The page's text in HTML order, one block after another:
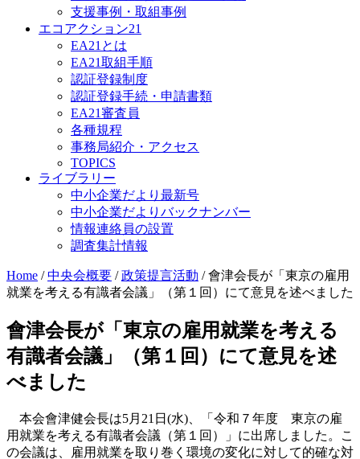
支援事例・取組事例
エコアクション21
EA21とは
EA21取組手順
認証登録制度
認証登録手続・申請書類
EA21審査員
各種規程
事務局紹介・アクセス
TOPICS
ライブラリー
中小企業だより最新号
中小企業だよりバックナンバー
情報連絡員の設置
調査集計情報
Home /中央会概要 /政策提言活動 /會津会長が「東京の雇用
就業を考える有識者会議」（第１回）にて意見を述べました
會津会長が「東京の雇用就業を考える
有識者会議」（第１回）にて意見を述
べました
本会會津健会長は5月21日(水)、「令和７年度 東京の雇
用就業を考える有識者会議（第１回）」に出席しました。こ
の会議は、雇用就業を取り巻く環境の変化に対して的確な対